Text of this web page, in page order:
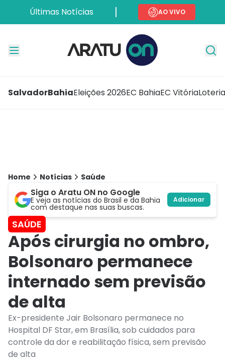
Últimas Notícias AO VIVO
SalvadorBahiaEleições 2026EC BahiaEC Vitória
Home Notícias Saúde
Siga o Aratu ON no Google
E veja as notícias do Brasil e da Bahia
com destaque nas suas buscas.
Adicionar
SAÚDE
Após cirurgia no ombro,
Bolsonaro permanece
internado sem previsão
de alta
Ex-presidente Jair Bolsonaro permanece no
Hospital DF Star, em Brasília, sob cuidados para
controle da dor e reabilitação física, sem previsão
de alta